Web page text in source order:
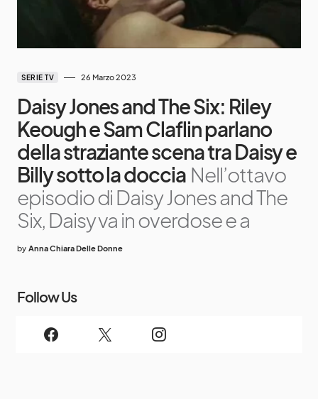
SERIE TV 26 Marzo 2023
Daisy Jones and The Six: Riley
Keough e Sam Claflin parlano
della straziante scena tra Daisy e
Billy sotto la doccia Nell’ottavo
episodio di Daisy Jones and The
Six, Daisy va in overdose e a
by Anna Chiara Delle Donne
Follow Us